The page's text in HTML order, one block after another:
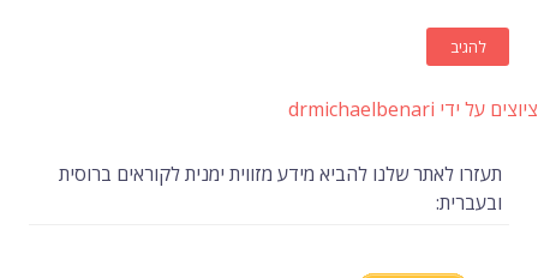
ציוצים על ידי drmichaelbenari
תעזרו לאתר שלנו להביא מידע מזווית ימנית לקוראים ברוסית
ובעברית: